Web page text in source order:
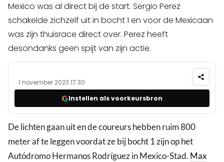
Mexico was al direct bij de start. Sergio Perez
schakelde zichzelf uit in bocht 1 en voor de Mexicaan
was zijn thuisrace direct over. Perez heeft
desondanks geen spijt van zijn actie.
1 november 2023 17:30
Instellen als voorkeursbron
De lichten gaan uit en de coureurs hebben ruim 800
meter af te leggen voordat ze bij bocht 1 zijn op het
Autódromo Hermanos Rodríguez in Mexico-Stad. Max